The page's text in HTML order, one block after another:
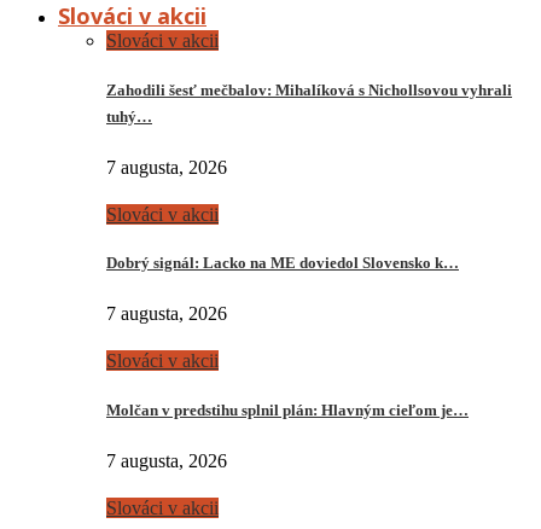
Slováci v akcii
Slováci v akcii
Zahodili šesť mečbalov: Mihalíková s Nichollsovou vyhrali
tuhý…
7 augusta, 2026
Slováci v akcii
Dobrý signál: Lacko na ME doviedol Slovensko k…
7 augusta, 2026
Slováci v akcii
Molčan v predstihu splnil plán: Hlavným cieľom je…
7 augusta, 2026
Slováci v akcii